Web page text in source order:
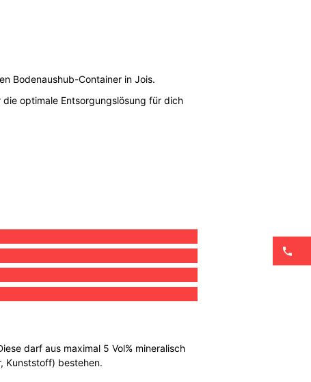
Bodenaushub-Container in Jois.
optimale Entsorgungslösung für dich
darf aus maximal 5 Vol% mineralisch
Kunststoff) bestehen.